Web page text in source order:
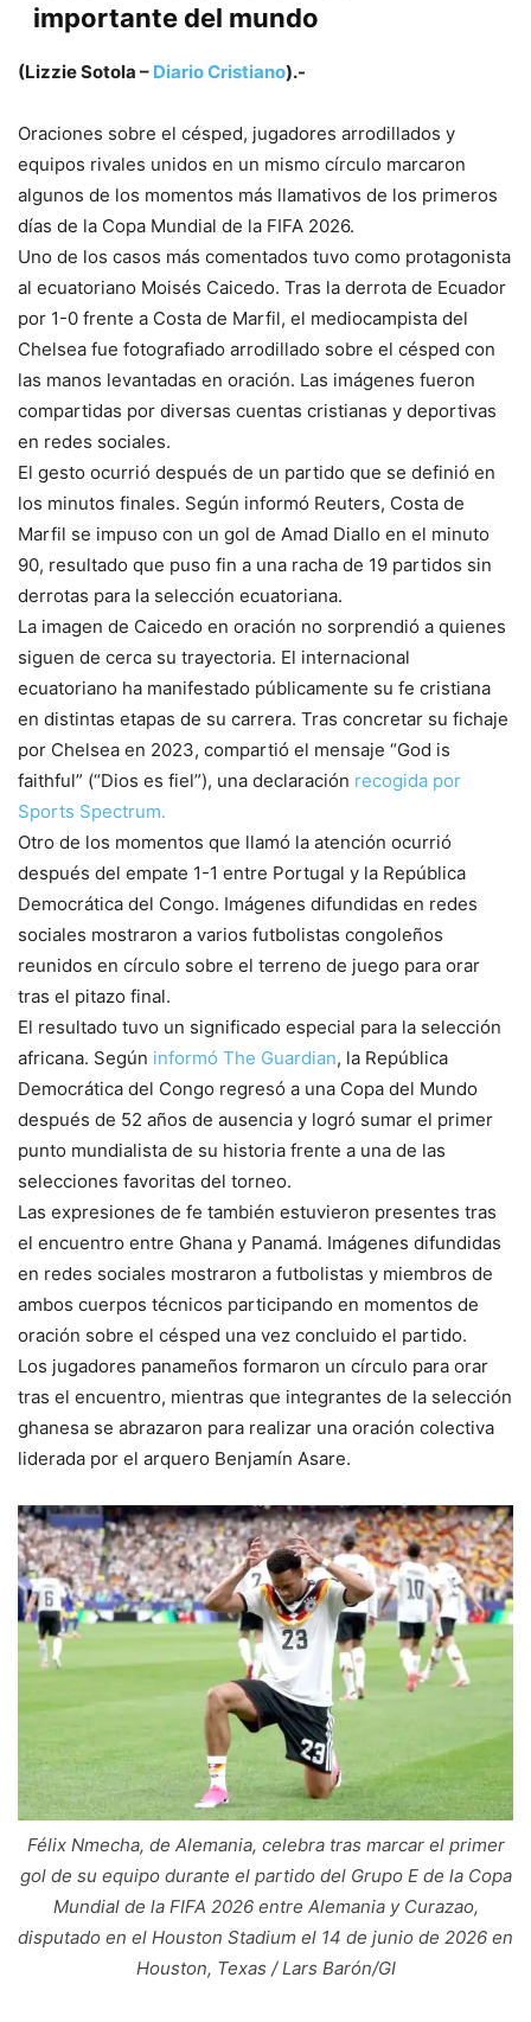
importante del mundo
(Lizzie Sotola – Diario Cristiano).-
Oraciones sobre el césped, jugadores arrodillados y
equipos rivales unidos en un mismo círculo marcaron
algunos de los momentos más llamativos de los primeros
días de la Copa Mundial de la FIFA 2026.
Uno de los casos más comentados tuvo como protagonista
al ecuatoriano Moisés Caicedo. Tras la derrota de Ecuador
por 1-0 frente a Costa de Marfil, el mediocampista del
Chelsea fue fotografiado arrodillado sobre el césped con
las manos levantadas en oración. Las imágenes fueron
compartidas por diversas cuentas cristianas y deportivas
en redes sociales.
El gesto ocurrió después de un partido que se definió en
los minutos finales. Según informó Reuters, Costa de
Marfil se impuso con un gol de Amad Diallo en el minuto
90, resultado que puso fin a una racha de 19 partidos sin
derrotas para la selección ecuatoriana.
La imagen de Caicedo en oración no sorprendió a quienes
siguen de cerca su trayectoria. El internacional
ecuatoriano ha manifestado públicamente su fe cristiana
en distintas etapas de su carrera. Tras concretar su fichaje
por Chelsea en 2023, compartió el mensaje “God is
faithful” (“Dios es fiel”), una declaración recogida por
Sports Spectrum.
Otro de los momentos que llamó la atención ocurrió
después del empate 1-1 entre Portugal y la República
Democrática del Congo. Imágenes difundidas en redes
sociales mostraron a varios futbolistas congoleños
reunidos en círculo sobre el terreno de juego para orar
tras el pitazo final.
El resultado tuvo un significado especial para la selección
africana. Según informó The Guardian, la República
Democrática del Congo regresó a una Copa del Mundo
después de 52 años de ausencia y logró sumar el primer
punto mundialista de su historia frente a una de las
selecciones favoritas del torneo.
Las expresiones de fe también estuvieron presentes tras
el encuentro entre Ghana y Panamá. Imágenes difundidas
en redes sociales mostraron a futbolistas y miembros de
ambos cuerpos técnicos participando en momentos de
oración sobre el césped una vez concluido el partido.
Los jugadores panameños formaron un círculo para orar
tras el encuentro, mientras que integrantes de la selección
ghanesa se abrazaron para realizar una oración colectiva
liderada por el arquero Benjamín Asare.
Félix Nmecha, de Alemania, celebra tras marcar el primer
gol de su equipo durante el partido del Grupo E de la Copa
Mundial de la FIFA 2026 entre Alemania y Curazao,
disputado en el Houston Stadium el 14 de junio de 2026 en
Houston, Texas / Lars Barón/GI